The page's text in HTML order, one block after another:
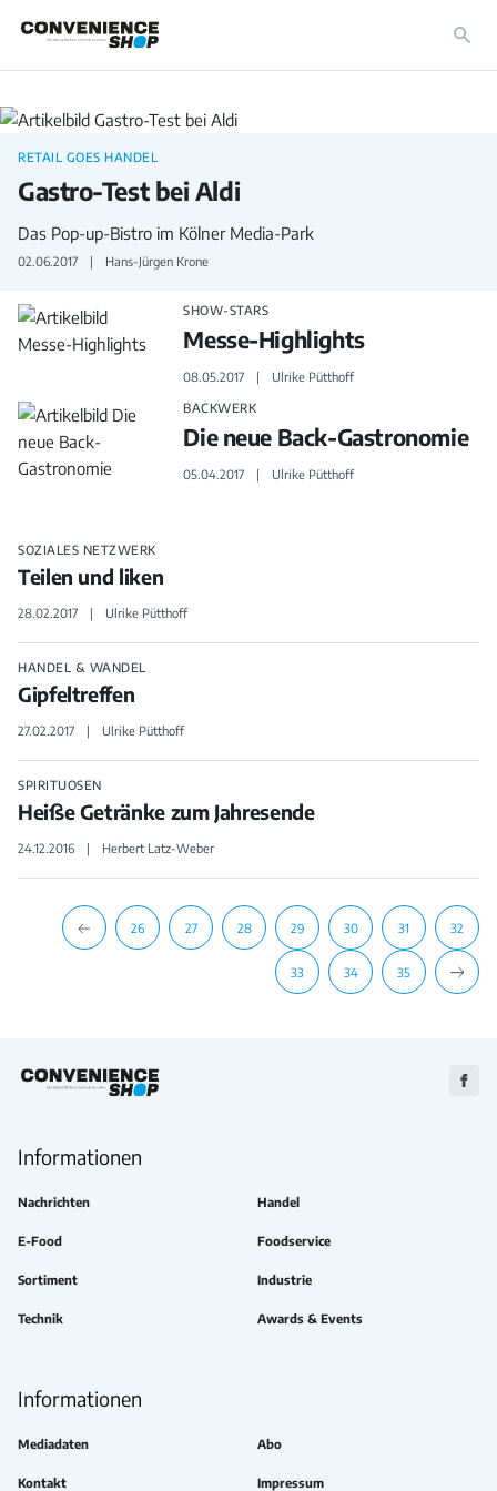
Foodservice
RETAIL GOES HANDEL
Gastro-Test bei Aldi
Das Pop-up-Bistro im Kölner Media-Park
02.06.2017 Hans-Jürgen Krone
SHOW-STARS
Messe-Highlights
08.05.2017
Ulrike Pütthoff
BACKWERK
Die neue Back-Gastronomie
05.04.2017 Ulrike Pütthoff
SOZIALES NETZWERK
Teilen und liken
28.02.2017 Ulrike Pütthoff
HANDEL & WANDEL
Gipfeltreffen
27.02.2017 Ulrike Pütthoff
SPIRITUOSEN
Heiße Getränke zum Jahresende
24.12.2016 Herbert Latz-Weber
26 27 28 29 30 31 32
33 34 35
Zu
Informationen
Nachrichten Handel
E-Food Foodservice
Sortiment Industrie
Technik Awards & Events
Informationen
Mediadaten Abo
Kontakt Impressum